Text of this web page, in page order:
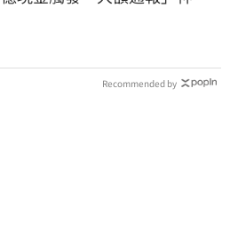
Recommended by